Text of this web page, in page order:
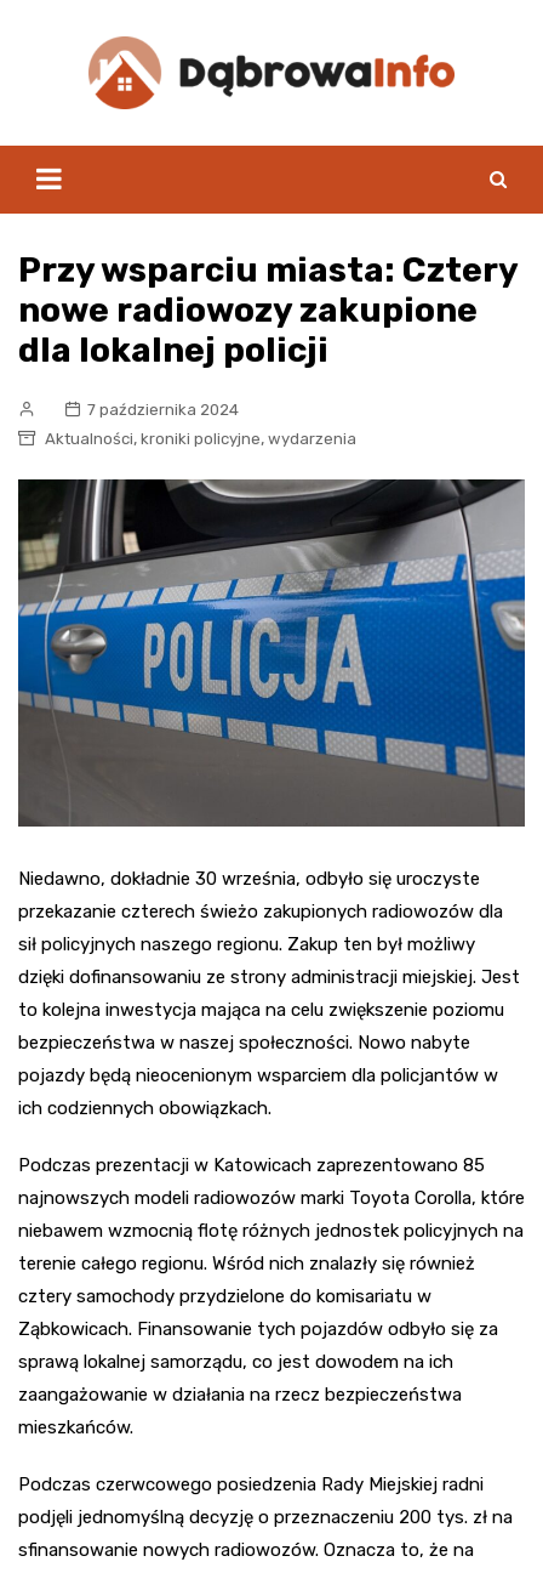
Przy wsparciu miasta: Cztery
nowe radiowozy zakupione
dla lokalnej policji
7 października 2024
Aktualności, kroniki policyjne, wydarzenia
Niedawno, dokładnie 30 września, odbyło się uroczyste
przekazanie czterech świeżo zakupionych radiowozów dla
sił policyjnych naszego regionu. Zakup ten był możliwy
dzięki dofinansowaniu ze strony administracji miejskiej. Jest
to kolejna inwestycja mająca na celu zwiększenie poziomu
bezpieczeństwa w naszej społeczności. Nowo nabyte
pojazdy będą nieocenionym wsparciem dla policjantów w
ich codziennych obowiązkach.
Podczas prezentacji w Katowicach zaprezentowano 85
najnowszych modeli radiowozów marki Toyota Corolla, które
niebawem wzmocnią flotę różnych jednostek policyjnych na
terenie całego regionu. Wśród nich znalazły się również
cztery samochody przydzielone do komisariatu w
Ząbkowicach. Finansowanie tych pojazdów odbyło się za
sprawą lokalnej samorządu, co jest dowodem na ich
zaangażowanie w działania na rzecz bezpieczeństwa
mieszkańców.
Podczas czerwcowego posiedzenia Rady Miejskiej radni
podjęli jednomyślną decyzję o przeznaczeniu 200 tys. zł na
sfinansowanie nowych radiowozów. Oznacza to, że na